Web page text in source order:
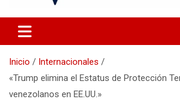
El Vocero
Inicio
Internacionales
«Trump elimina el Estatus de Protección
venezolanos en EE.UU.»